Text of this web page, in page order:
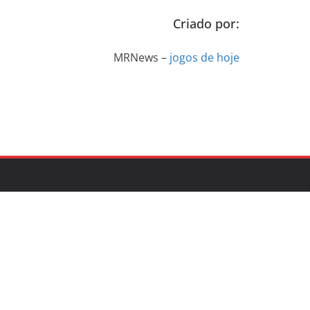
Criado por:
MRNews – jogos de hoje